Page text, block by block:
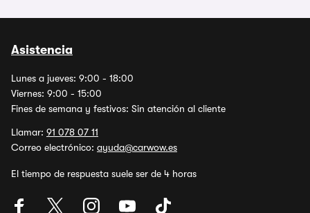
Asistencia
Lunes a jueves: 9:00 - 18:00
Viernes: 9:00 - 15:00
Fines de semana y festivos: Sin atención al cliente
Llamar: 91 078 07 11
Correo electrónico: ayuda@carwow.es
El tiempo de respuesta suele ser de 4 horas